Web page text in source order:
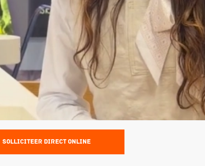
SOLLICITEER DIRECT ONLINE